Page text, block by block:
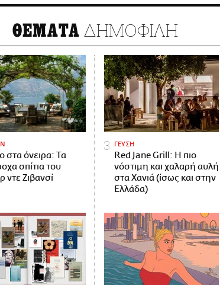
ΘΕΜΑΤΑ ΔΗΜΟΦΙΛΗ
στα όνειρα: Τα
σπίτια του
ντε Ζιβανσί
ΓΕΥΣΗ
Red Jane Grill: Η πιο
νόστιμη και χαλαρή αυλή
στα Χανιά (ίσως και στην
Ελλάδα)